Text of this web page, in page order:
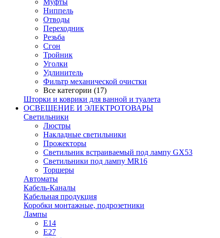
Муфты
Ниппель
Отводы
Переходник
Резьба
Сгон
Тройник
Уголки
Удлинитель
Фильтр механической очистки
Все категории (17)
Шторки и коврики для ванной и туалета
ОСВЕЩЕНИЕ И ЭЛЕКТРОТОВАРЫ
Светильники
Люстры
Накладные светильники
Прожекторы
Светильник встраиваемый под лампу GX53
Светильники под лампу MR16
Торшеры
Автоматы
Кабель-Каналы
Кабельная продукция
Коробки монтажные, подрозетники
Лампы
E14
E27